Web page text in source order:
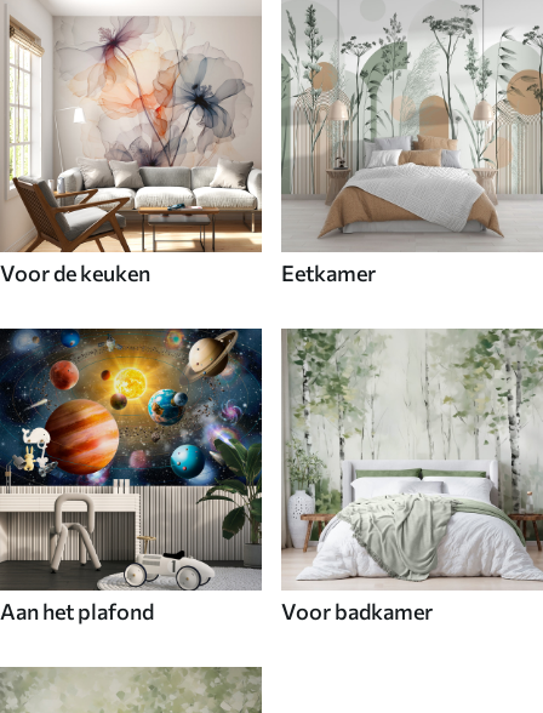
Voor de keuken Eetkamer
Aan het plafond Voor badkamer